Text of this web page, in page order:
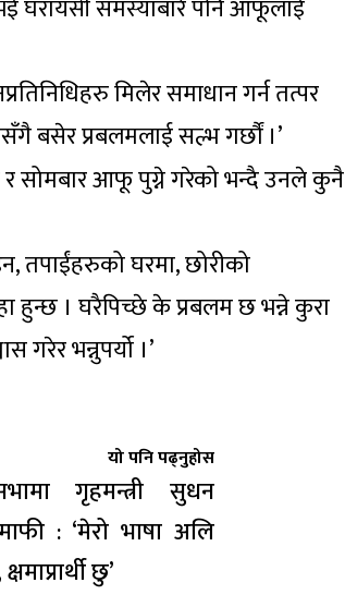
घरायसी समस्याबारे पनि आफूलाई
मिलेर समाधान गर्न तत्पर
बसेर प्रबलमलाई सल्भ गर्छौं ।’
र सोमबार आफू पुग्ने गरेको भन्दै उनले कुनै
तपाईंहरुको घरमा, छोरीको
हुन्छ । घरैपिच्छे के प्रबलम छ भन्ने कुरा
गरेर भन्नुपर्यो ।’
यो पनि पढ्नुहोस
सभामा गृहमन्त्री सुधन
: ‘मेरो भाषा अलि
छु’